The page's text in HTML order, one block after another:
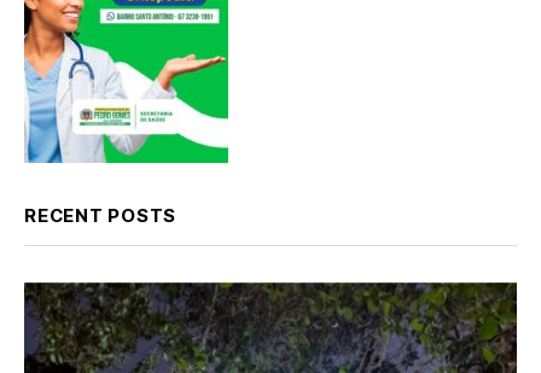
RECENT POSTS